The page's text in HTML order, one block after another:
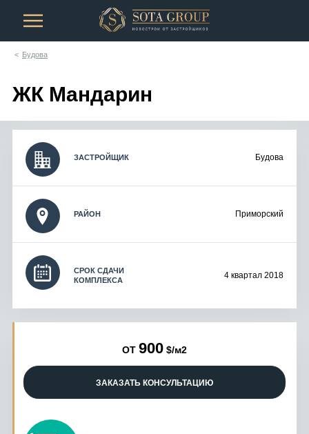
Будова
ЖК Мандарин
ЗАСТРОЙЩИК Будова
РАЙОН Приморский
СРОК СДАЧИ
КОМПЛЕКСА
4 квартал 2018
ОТ 900 $/м2
ЗАКАЗАТЬ КОНСУЛЬТАЦИЮ